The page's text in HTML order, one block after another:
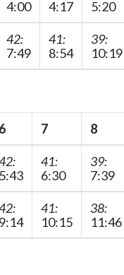
4:00
4:17
5:20
42:
7:49
41:
8:54
39:
10:19
6 7 8
5:43
41:
6:30
39:
7:39
9:14
41:
10:15
38:
11:46